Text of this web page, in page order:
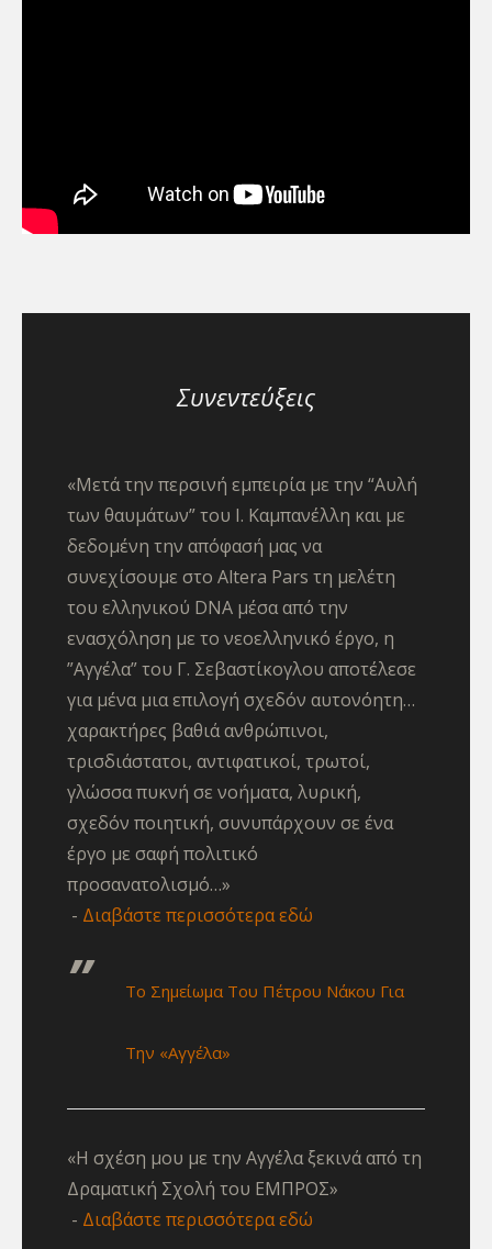
Συνεντεύξεις
«Μετά την περσινή εμπειρία με την “Αυλή
των θαυμάτων” του Ι. Καμπανέλλη και με
δεδομένη την απόφασή μας να
συνεχίσουμε στο Altera Pars τη μελέτη
του ελληνικού DNA μέσα από την
ενασχόληση με το νεοελληνικό έργο, η
”Αγγέλα” του Γ. Σεβαστίκογλου αποτέλεσε
για μένα μια επιλογή σχεδόν αυτονόητη…
χαρακτήρες βαθιά ανθρώπινοι,
τρισδιάστατοι, αντιφατικοί, τρωτοί,
γλώσσα πυκνή σε νοήματα, λυρική,
σχεδόν ποιητική, συνυπάρχουν σε ένα
έργο με σαφή πολιτικό
προσανατολισμό…»
Διαβάστε περισσότερα εδώ
Το Σημείωμα Του Πέτρου Νάκου Για
Την «Αγγέλα»
«Η σχέση μου με την Αγγέλα ξεκινά από τη
Δραματική Σχολή του ΕΜΠΡΟΣ»
Διαβάστε περισσότερα εδώ